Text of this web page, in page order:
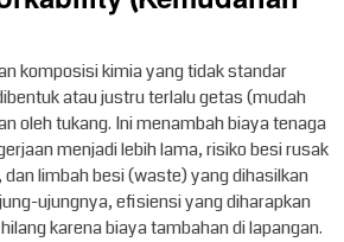
komposisi kimia yang tidak standar
atau justru terlalu getas (mudah
oleh tukang. Ini menambah biaya tenaga
menjadi lebih lama, risiko besi rusak
limbah besi (waste) yang dihasilkan
ujungnya, efisiensi yang diharapkan
karena biaya tambahan di lapangan.